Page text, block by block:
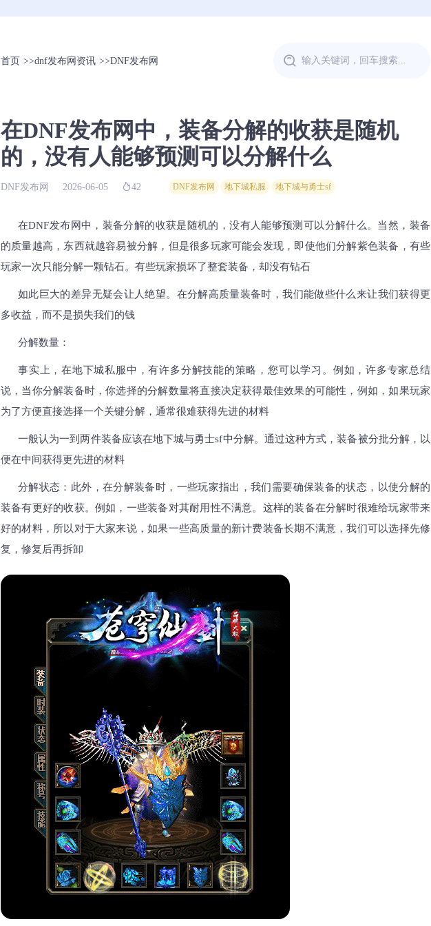
首页 >>dnf发布网资讯 >>DNF发布网
在DNF发布网中，装备分解的收获是随机
的，没有人能够预测可以分解什么
DNF发布网 2026-06-05 42 DNF发布网 地下城私服 地下城与勇士sf
在DNF发布网中，装备分解的收获是随机的，没有人能够预测可以分解什么。当然，装备
的质量越高，东西就越容易被分解，但是很多玩家可能会发现，即使他们分解紫色装备，有些
玩家一次只能分解一颗钻石。有些玩家损坏了整套装备，却没有钻石
如此巨大的差异无疑会让人绝望。在分解高质量装备时，我们能做些什么来让我们获得更
多收益，而不是损失我们的钱
分解数量：
事实上，在地下城私服中，有许多分解技能的策略，您可以学习。例如，许多专家总结
说，当你分解装备时，你选择的分解数量将直接决定获得最佳效果的可能性，例如，如果玩家
为了方便直接选择一个关键分解，通常很难获得先进的材料
一般认为一到两件装备应该在地下城与勇士sf中分解。通过这种方式，装备被分批分解，以
便在中间获得更先进的材料
分解状态：此外，在分解装备时，一些玩家指出，我们需要确保装备的状态，以使分解的
装备有更好的收获。例如，一些装备对其耐用性不满意。这样的装备在分解时很难给玩家带来
好的材料，所以对于大家来说，如果一些高质量的新计费装备长期不满意，我们可以选择先修
复，修复后再拆卸